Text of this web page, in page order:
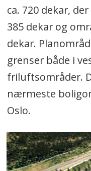
ca. 720 dekar,
385 dekar og
dekar.
grenser både i
friluftsområder.
nærmeste
Oslo.